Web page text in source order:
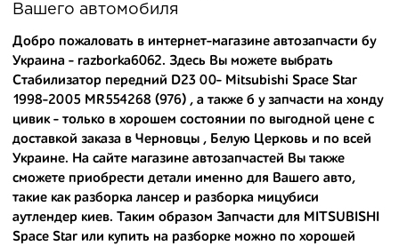
Вашему вниманию предлагаем широкий ассортимент
автозапчастей для
популярных марок. Мы продаем оригинальные и
высококачественные запчасти, отказываясь от контрафактных
аналогов.
Многие наши оптовые клиенты рекомендуют именно нашу
разборку как надежного и проверенного продавца. Если вам
требуется приобрести оптовую партию деталей для японских
автомобилей, то консультанты нашего интернет-магазина
подберут вам товар и укомплектуют партию. Также мы поможем с
правильным выбором по каталогу автозапчастей.
Купить комплектующие для авто с разборки – хорошее решение.
Вашего автомобиля
Добро пожаловать в интернет-магазине автозапчасти бу
Украина - razborka6062. Здесь Вы можете выбрать
Стабилизатор передний D23 00- Mitsubishi Space Star
1998-2005 MR554268 (976) , а также б у запчасти на хонду
цивик- только в хорошем состоянии по выгодной цене с
доставкой заказа в Черновцы , Белую Церковь и по всей
Украине. На сайте магазине автозапчастей Вы также
сможете приобрести детали именно для Вашего авто,
такие как разборка лансер и разборка мицубиси
аутлендер киев. Таким образом Запчасти для MITSUBISHI
Space Star или купить на разборке можно по хорошей